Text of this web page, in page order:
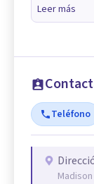
Leer más
Teléfono